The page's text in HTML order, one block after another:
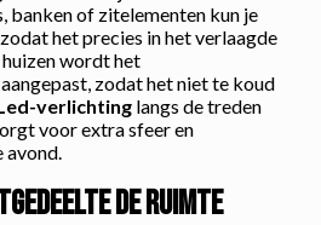
banken of zitelementen kun je
het precies in het verlaagde
wordt het
zodat het niet te koud
verlichtinglangs de treden
voor extra sfeer en
avond.
de ruimte